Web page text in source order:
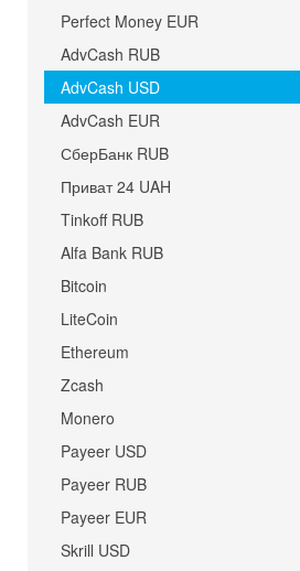
Perfect Money EUR
AdvCash RUB
AdvCash USD
AdvCash EUR
СберБанк RUB
Приват 24 UAH
Tinkoff RUB
Alfa Bank RUB
Bitcoin
LiteCoin
Ethereum
Zcash
Monero
Payeer USD
Payeer RUB
Payeer EUR
Skrill USD